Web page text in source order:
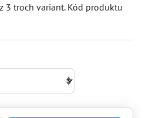
3 troch variant. Kód produktu